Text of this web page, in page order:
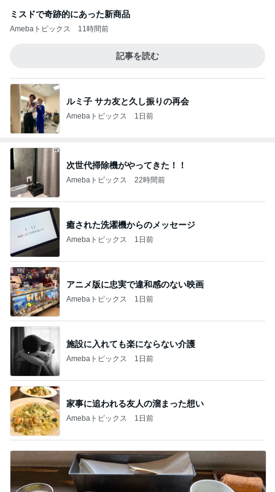
ミスドで奇跡的にあった新商品
Amebaトピックス 11時間前
記事を読む
ルミ子 サカ友と久し振りの再会
Amebaトピックス 1日前
次世代掃除機がやってきた！！
Amebaトピックス 22時間前
癒された洗濯機からのメッセージ
Amebaトピックス 1日前
アニメ版に忠実で違和感のない映画
Amebaトピックス 1日前
施設に入れても楽にならない介護
Amebaトピックス 1日前
家事に追われる友人の溜まった想い
Amebaトピックス 1日前